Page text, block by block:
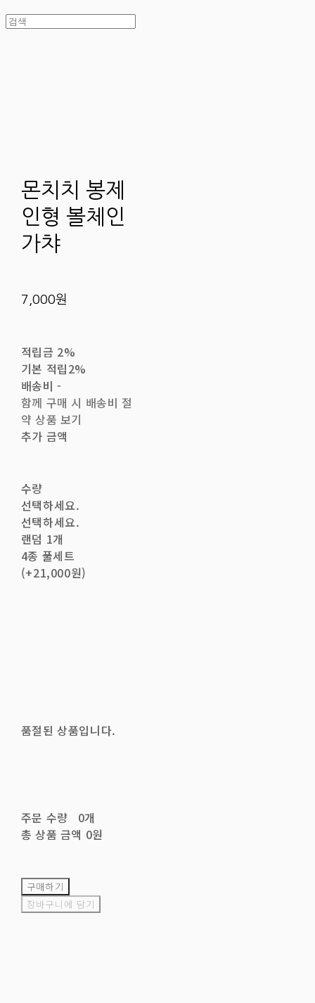
몬치치 봉제
인형 볼체인
가챠
7,000원
적립금 2%
기본 적립2%
배송비-
함께 구매 시 배송비 절
약 상품 보기
추가 금액
수량
선택하세요.
선택하세요.
랜덤 1개
4종 풀세트
(+21,000원)
품절된 상품입니다.
주문 수량
0개
총 상품 금액 0원
구매하기
장바구니에 담기